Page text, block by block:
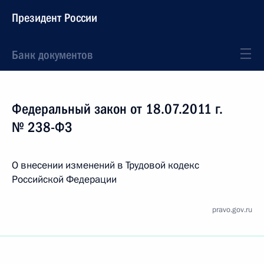
Президент России
Банк документов
Федеральный закон от 18.07.2011 г.
№ 238-ФЗ
О внесении изменений в Трудовой кодекс
Российской Федерации
pravo.gov.ru